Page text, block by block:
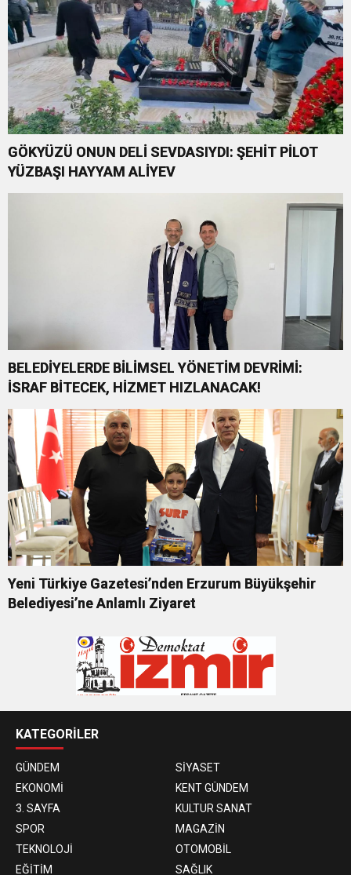
GÖKYÜZÜ ONUN DELİ SEVDASIYDI: ŞEHİT PİLOT
YÜZBAŞI HAYYAM ALİYEV
BELEDİYELERDE BİLİMSEL YÖNETİM DEVRİMİ:
İSRAF BİTECEK, HİZMET HIZLANACAK!
Yeni Türkiye Gazetesi’nden Erzurum Büyükşehir
Belediyesi’ne Anlamlı Ziyaret
KATEGORİLER
GÜNDEM
SİYASET
EKONOMİ
KENT GÜNDEM
3. SAYFA
KULTUR SANAT
SPOR
MAGAZİN
TEKNOLOJİ
OTOMOBİL
EĞİTİM
SAĞLIK